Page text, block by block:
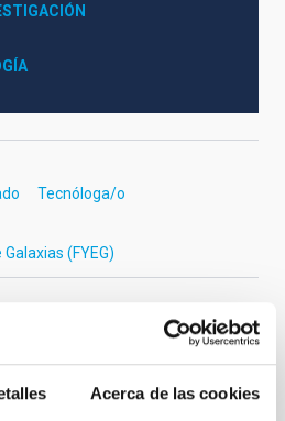
Acerca de las cookies
Tecnóloga/o
(FYEG)